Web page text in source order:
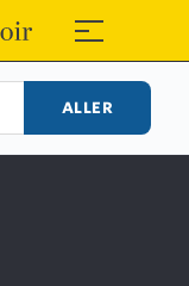
≡
ALLER